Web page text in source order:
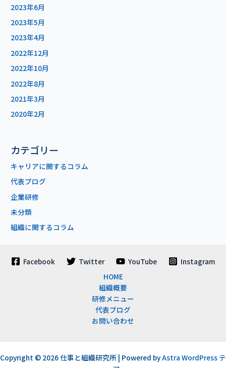
2023年6月
2023年5月
2023年4月
2022年12月
2022年10月
2022年8月
2021年3月
2020年2月
カテゴリー
キャリアに関するコラム
代表ブログ
企業研修
未分類
組織に関するコラム
Facebook Twitter YouTube
Instagram
HOME
組織概要
研修メニュー
代表ブログ
お問い合わせ
Copyright © 2026 仕事と組織研究所 | Powered byAstra WordPress テ